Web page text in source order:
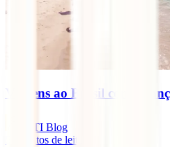
Viagens ao Brasil com
IATI Blog
minutos de leitura